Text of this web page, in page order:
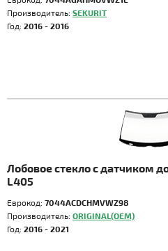
Производитель: SEKURIT
Год: 2016 - 2016
Лобовое стекло с датчиком
L405
Еврокод: 7044ACDCHMVWZ98
Производитель: ORIGINAL(OEM)
Год: 2016 - 2021